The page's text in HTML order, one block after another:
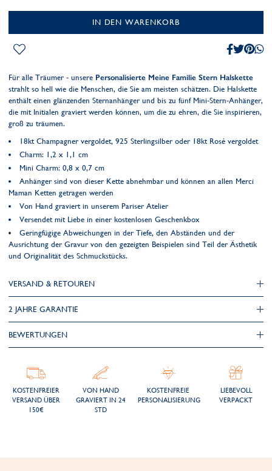
IN DEN WARENKORB
Für alle Träumer - unsere Personalisierte Meine Familie Stern Halskette
strahlt so hell wie die Menschen, die Sie am meisten schätzen. Die Halskette
enthält einen glänzenden Sternanhänger und bis zu fünf Mini-Stern-Anhänger,
die mit Initialen graviert werden können, um die zu ehren, die Sie inspirieren,
groß zu träumen.
18kt Champagner vergoldet, 925 Sterlingsilber oder 18kt Rosé vergoldet
Charm: 1,2 x 1,1 cm
Mini Charm: 0,8 x 0,7 cm
Anhänger sind von dieser Kette abnehmbar und können an allen Merci
Maman Ketten getragen werden
Von Hand graviert in unserem Pariser Atelier
Versendet mit Liebe in einer kostenlosen Geschenkbox
Geringfügige Abweichungen in der Tiefe, den Abständen und der
Ausrichtung der Gravur von den gezeigten Beispielen sind Teil der Ästhetik
und Originalität des Schmuckstücks.
VERSAND & RETOUREN
2 JAHRE GARANTIE
BEWERTUNGEN
KOSTENFREIER
VERSAND ÜBER
150€
VON HAND
GRAVIERT IN 24
STD
KOSTENFREIE
PERSONALISIERUNG
LIEBEVOLL
VERPACKT